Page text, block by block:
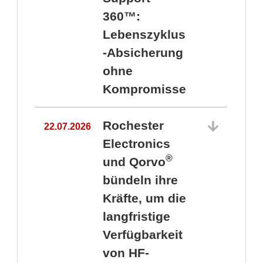
360™:
Lebenszyklus
-Absicherung
ohne
Kompromisse
22.07.2026
Rochester
Electronics
und Qorvo®
bündeln ihre
Kräfte, um die
langfristige
Verfügbarkeit
von HF-